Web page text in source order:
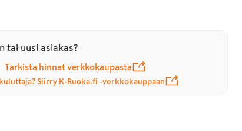
tai uusi asiakas?
Tarkista hinnat verkkokaupasta
Siirry K-Ruoka.fi -verkkokauppaan